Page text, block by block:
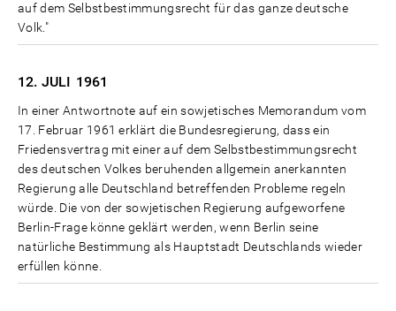
auf dem Selbstbestimmungsrecht für das ganze deutsche
Volk."
12. JULI 1961
In einer Antwortnote auf ein sowjetisches Memorandum vom
17. Februar 1961 erklärt die Bundesregierung, dass ein
Friedensvertrag mit einer auf dem Selbstbestimmungsrecht
des deutschen Volkes beruhenden allgemein anerkannten
Regierung alle Deutschland betreffenden Probleme regeln
würde. Die von der sowjetischen Regierung aufgeworfene
Berlin-Frage könne geklärt werden, wenn Berlin seine
natürliche Bestimmung als Hauptstadt Deutschlands wieder
erfüllen könne.